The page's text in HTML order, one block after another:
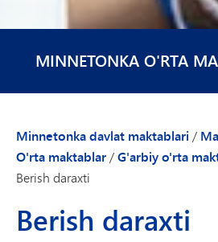
MINNETONKA O'RTA
Minnetonka davlat maktablari /
O'rta maktablar/G'arbiy o'rta
Berish daraxti
Berish daraxti